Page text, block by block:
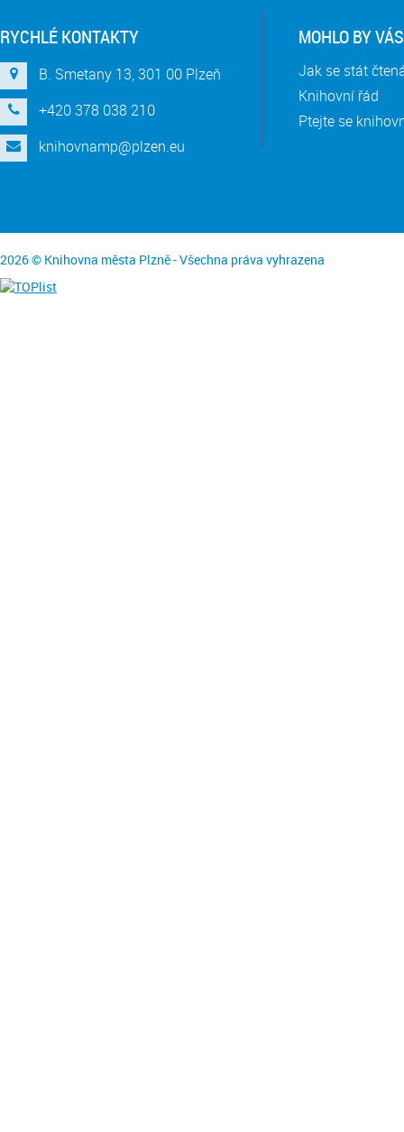
RYCHLÉ KONTAKTY
B. Smetany 13, 301 00 Plzeň
+420 378 038 210
knihovnamp@plzen.eu
MOHLO BY
Jak se stát
Knihovní řád
Ptejte se
2026 © Knihovna města Plzně - Všechna práva vyhrazena